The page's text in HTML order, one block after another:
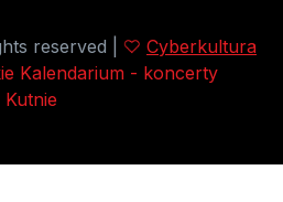
reserved |
Cyberkultura
Kalendarium - koncerty